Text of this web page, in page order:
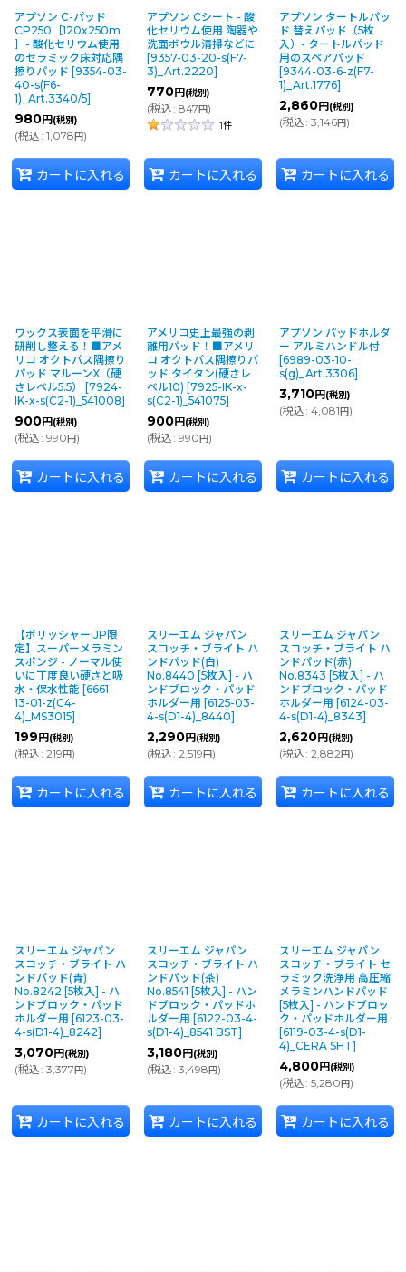
アプソン C-パッド
CP250［120x250m
］- 酸化セリウム使用
のセラミック床対応隅
擦りパッド [9354-03-
40-s(F6-
1)_Art.3340/5]
980円 (税別)
(税込: 1,078円)
カートに入れる
アプソン Cシート - 酸
化セリウム使用 陶器や
洗面ボウル清掃などに
[9357-03-20-s(F7-
3)_Art.2220]
770円 (税別)
(税込: 847円)
1件
カートに入れる
アプソン タートルパッ
ド 替えパッド（5枚
入）- タートルパッド
用のスペアパッド
[9344-03-6-z(F7-
1)_Art.1776]
2,860円 (税別)
(税込: 3,146円)
カートに入れる
ワックス表面を平滑に
研削し整える！■アメ
リコ オクトパス隅擦り
パッド マルーンX（硬
さレベル5.5）
[7924-
IK-x-s(C2-1)_541008]
900円 (税別)
(税込: 990円)
カートに入れる
アメリコ史上最強の剥
離用パッド！■アメリ
コ オクトパス隅擦りパ
ッド タイタン(硬さレ
ベル10) [7925-IK-x-
s(C2-1)_541075]
900円 (税別)
(税込: 990円)
カートに入れる
アプソン パッドホルダ
ー アルミハンドル付
[6989-03-10-
s(g)_Art.3306]
3,710円 (税別)
(税込: 4,081円)
カートに入れる
【ポリッシャー.JP限
定】スーパーメラミン
スポンジ - ノーマル使
いに丁度良い硬さと吸
水・保水性能 [6661-
13-01-z(C4-
4)_MS3015]
199 円 (税別)
(税込: 219円)
カートに入れる
スリーエム ジャパン
スコッチ・ブライト ハ
ンドパッド(白)
No.8440 [5枚入] - ハ
ンドブロック・パッド
ホルダー用 [6125-03-
4-s(D1-4)_8440]
2,290円 (税別)
(税込: 2,519円)
カートに入れる
スリーエム ジャパン
スコッチ・ブライト ハ
ンドパッド(赤)
No.8343 [5枚入] - ハ
ンドブロック・パッド
ホルダー用 [6124-03-
4-s(D1-4)_8343]
2,620円 (税別)
(税込: 2,882円)
カートに入れる
スリーエム ジャパン
スコッチ・ブライト ハ
ンドパッド(青)
No.8242 [5枚入] - ハ
ンドブロック・パッド
ホルダー用 [6123-03-
4-s(D1-4)_8242]
3,070円 (税別)
(税込: 3,377円)
カートに入れる
スリーエム ジャパン
スコッチ・ブライト ハ
ンドパッド(茶)
No.8541 [5枚入] - ハン
ドブロック・パッドホ
ルダー用 [6122-03-4-
s(D1-4)_8541 BST]
3,180円 (税別)
(税込: 3,498円)
カートに入れる
スリーエム ジャパン
スコッチ・ブライト セ
ラミック洗浄用 高圧縮
メラミンハンドパッド
[5枚入] - ハンドブロッ
ク・パッドホルダー用
[6119-03-4-s(D1-
4)_CERA SHT]
4,800円 (税別)
(税込: 5,280円)
カートに入れる